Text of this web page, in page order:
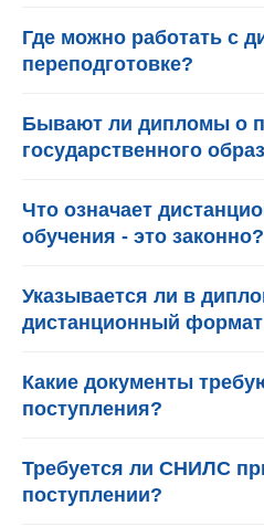
Где можно работать с
переподготовке?
Бывают ли дипломы о
государственного
Что означает
обучения - это законно?
Указывается ли в
дистанционный
Какие документы
поступления?
Требуется ли СНИЛС
поступлении?